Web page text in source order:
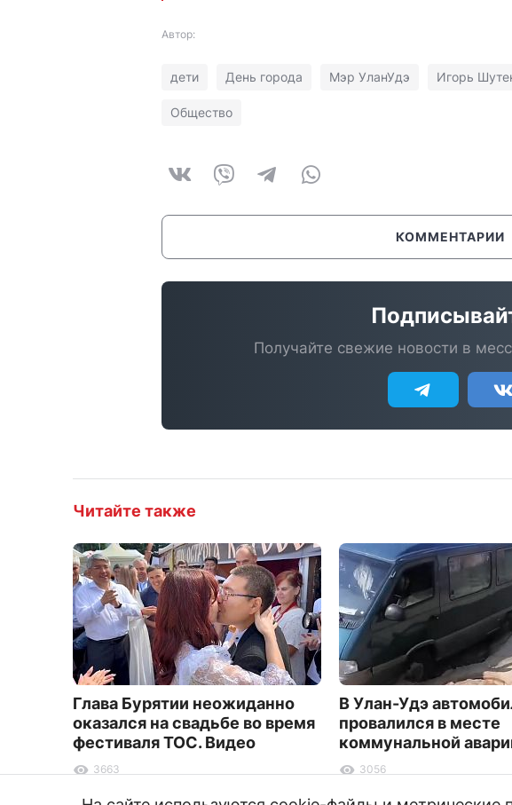
Автор:
дети День города Мэр УланУдэ Игорь
Общество
КОММЕНТАРИИ
Получайте свежие новости в
Читайте также
Глава Бурятии неожиданно
оказался на свадьбе во время
фестиваля ТОС. Видео
3663
В Улан-Удэ
провалился в месте
коммунальной
3056